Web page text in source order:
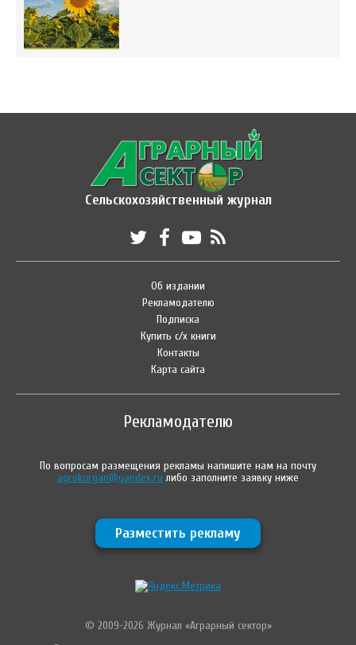
Сельскохозяйственный журнал
Об издании
Рекламодателю
Подписка
Купить с/х книги
Контакты
Карта сайта
Рекламодателю
По вопросам размещения рекламы напишите нам на почту
agrokurgan@yandex.ru либо заполните заявку ниже
Разместить рекламу
© 2009-2026 Журнал «Аграрный сектор»